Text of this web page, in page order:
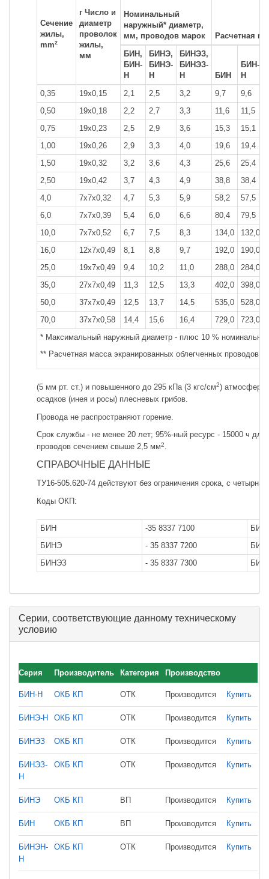
Сечение
жилы,
mmz
г Число и
диаметр
проволок
жилы,
мм
Номинальный
наружный* диаметр,
мм, проводов марок
Расчетная
БИН,
БИН-
Н
БИНЭ,
БИНЭ-
Н
БИНЭЗ,
БИНЭЗ-
Н
БИН
БИН-
Н
0,35
19x0,15 2,1 2,5 3,2 9,7 9,6
0,50
19x0,18 2,2 2,7 3,3 11,6 11,5
0,75
19x0,23 2,5 2,9 3,6 15,3 15,1
1,00
19x0,26 2,9 3,3 4,0 19,6 19,4
1,50
19x0,32 3,2 3,6 4,3 25,6 25,4
2,50
19x0,42 3,7 4,3 4,9 38,8 38,4
4,0
7x7x0,32 4,7 5,3 5,9 58,2 57,5
6,0
7x7x0,39 5,4 6,0 6,6 80,4 79,5
10,0
7x7x0,52 6,7 7,5 8,3 134,0 132,0
16,0
12x7x0,49 8,1 8,8 9,7 192,0 190,0
25,0
19x7x0,49 9,4 10,2 11,0 288,0 284,0
35,0
27x7x0,49 11,3 12,5 13,3 402,0 398,0
50,0
37x7x0,49 12,5 13,7 14,5 535,0 528,0
70,0
37x7x0,58 14,4 15,6 16,4 729,0 723,0
* Максимальный наружный диаметр - плюс 10 %
** Расчетная масса экранированных облегченных проводов
(5 мм рт. ст.) и повышенного до 295 кПа (3 кгс/см2)
осадков (инея и росы) плесневых грибов.
Провода не распространяют горение.
Срок службы - не менее 20 лет; 95%-ный ресурс - 15000 ч
проводов сечением свыше 2,5 мм2.
СПРАВОЧНЫЕ ДАННЫЕ
ТУ16-505.620-74 действуют без ограничения срока, с
Коды ОКП:
БИН -35 8337 7100
БИНЭ
- 35 8337 7200
БИНЭЗ
- 35 8337 7300
Серии, соответствующие данному техническому
условию
Серия Производитель Категория Производство
БИН-Н ОКБ КП ОТК Производится Купить
БИНЭ-Н ОКБ КП ОТК Производится Купить
БИНЭЗ ОКБ КП ОТК Производится Купить
БИНЭЗ-
Н
ОКБ КП ОТК Производится Купить
БИНЭ ОКБ КП ВП Производится Купить
БИН ОКБ КП ВП Производится Купить
БИНЭН-
Н
ОКБ КП ОТК Производится Купить